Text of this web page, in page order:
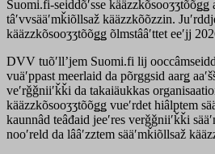
Suomi.fi-seiddõʹsse kääzzkõsooʒʒtõõǥǥ
tâʹvvsääʹmǩiõllsaž kääzzkõõzzin.
kääzzkõsooʒʒtõõǥǥ õlmstââʹttet eeʹjj
DVV tuõʹllʼjem Suomi.fi lij
vuäʹppast meerlaid da põrggsid aarǥ
veʹrǧǧniiʹǩǩi da takaiäukkas
kääzzkõsooʒʒtõõǥǥ vueʹrdet hiâlptem
kaunnâd teâđaid jeeʹres verǧǧniiʹǩǩi
nooʹreld da lââʹzztem sääʹmǩiõllsaž